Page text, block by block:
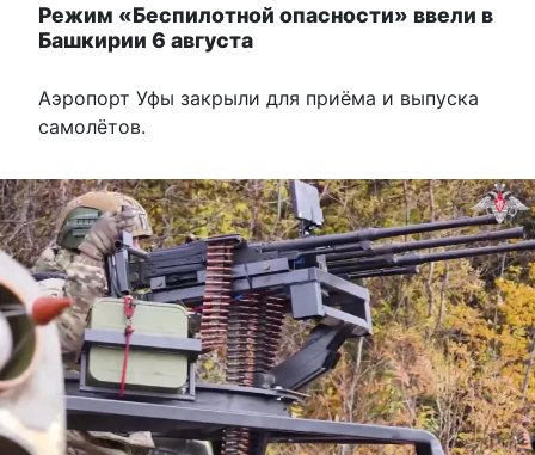
Режим «Беспилотной опасности» ввели в
Башкирии 6 августа
Аэропорт Уфы закрыли для приёма и выпуска
самолётов.